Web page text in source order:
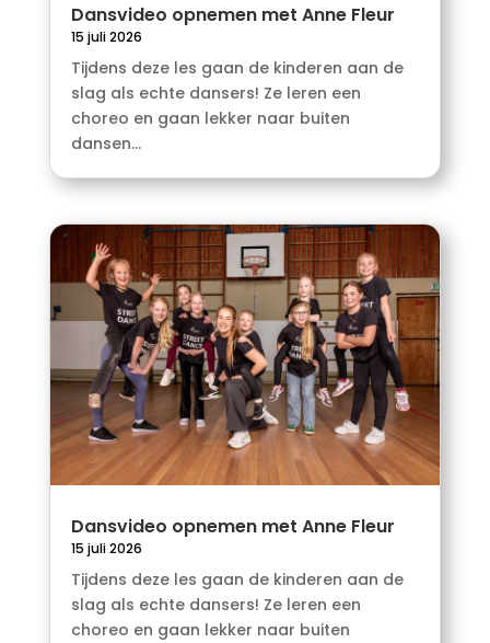
Dansvideo opnemen met Anne Fleur
15 juli 2026
Tijdens deze les gaan de kinderen aan de
slag als echte dansers! Ze leren een
choreo en gaan lekker naar buiten
dansen...
Dansvideo opnemen met Anne Fleur
15 juli 2026
Tijdens deze les gaan de kinderen aan de
slag als echte dansers! Ze leren een
choreo en gaan lekker naar buiten